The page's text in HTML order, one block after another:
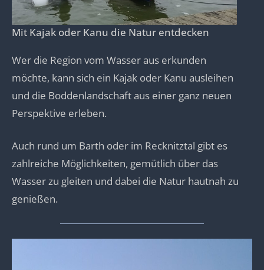
Mit Kajak oder Kanu die Natur entdecken
Wer die Region vom Wasser aus erkunden
möchte, kann sich ein Kajak oder Kanu ausleihen
und die Boddenlandschaft aus einer ganz neuen
Perspektive erleben.
Auch rund um Barth oder im Recknitztal gibt es
zahlreiche Möglichkeiten, gemütlich über das
Wasser zu gleiten und dabei die Natur hautnah zu
genießen.